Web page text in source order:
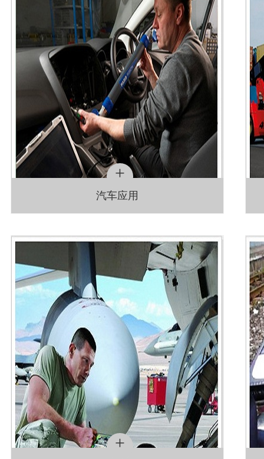
+
汽车应用
+